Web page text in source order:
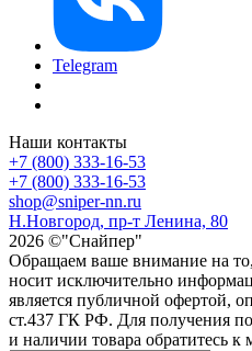
Telegram
Наши контакты
+7 (800) 333-16-53
+7 (800) 333-16-53
shop@sniper-nn.ru
Н.Новгород, пр-т Ленина, 80
2026 ©"Снайпер"
Обращаем ваше внимание на
носит исключительно
является публичной офертой,
ст.437 ГК РФ. Для получения
и наличии товара обратитесь к